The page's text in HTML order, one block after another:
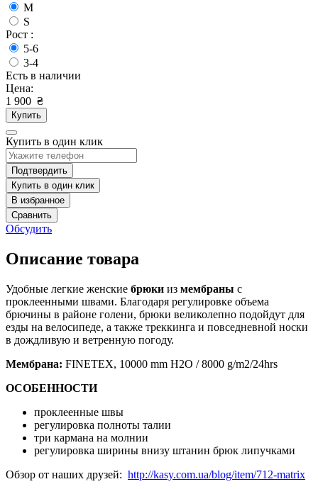
M
S
Рост :
5-6
3-4
Есть в наличии
Цена:
1 900 ₴
Купить
Купить в один клик
Подтвердить
Купить в один клик
В избранное
Сравнить
Обсудить
Описание товара
Удобные легкие женские брюки из мембраны с
проклеенными швами. Благодаря регулировке объема
брючины в районе голени, брюки великолепно подойдут для
езды на велосипеде, а также треккинга и повседневной носки
в дождливую и ветренную погоду.
Мембрана: FINETEX, 10000 mm H2O / 8000 g/m2/24hrs
ОСОБЕННОСТИ
проклеенные швы
регулировка полноты талии
три кармана на молнии
регулировка ширины внизу штанин брюк липучками
Обзор от наших друзей: http://kasy.com.ua/blog/item/712-matrix